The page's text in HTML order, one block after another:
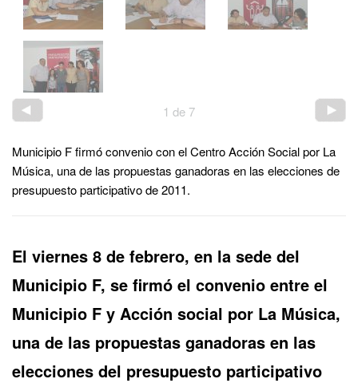
1 de 7
Municipio F firmó convenio con el Centro Acción Social por La
Música, una de las propuestas ganadoras en las elecciones de
presupuesto participativo de 2011.
El viernes 8 de febrero, en la sede del
Municipio F, se firmó el convenio entre el
Municipio F y Acción social por La Música,
una de las propuestas ganadoras en las
elecciones del presupuesto participativo